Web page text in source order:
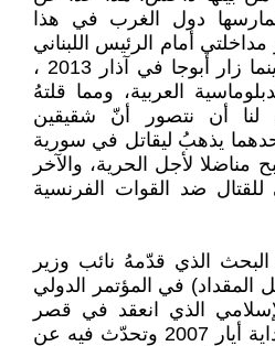
تمارسها دول الغرب في هذا
أمام الرئيس اللبناني
السابق ميشيل سليمان حينما زار أبوجا في آذار 2013 ،
العربية، ومما قلتهُ
أن نتصور أنّ شقيقين
يذهبُ ليقاتل في سورية
لأجل الحرية، والآخر
ضد القوات الفرنسية
الذي قدّمهُ نائب وزير
المقداد) في المؤتمر الدولي
الذي انعقد في قصر
المؤتمرات بدمشق، في بداية أيار 2007 وتحدّث فيه عن